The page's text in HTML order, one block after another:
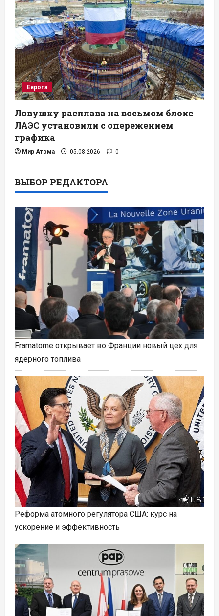
Европа
Ловушку расплава на восьмом блоке
ЛАЭС установили с опережением
графика
Мир Атома 05.08.2026 0
ВЫБОР РЕДАКТОРА
Framatome открывает во Франции новый цех для
ядерного топлива
Реформа атомного регулятора США: курс на
ускорение и эффективность